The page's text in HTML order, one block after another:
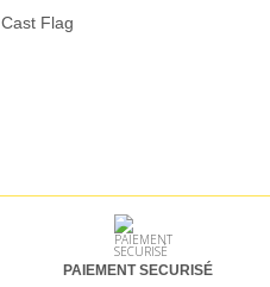
Cast Flag
PAIEMENT SECURISÉ